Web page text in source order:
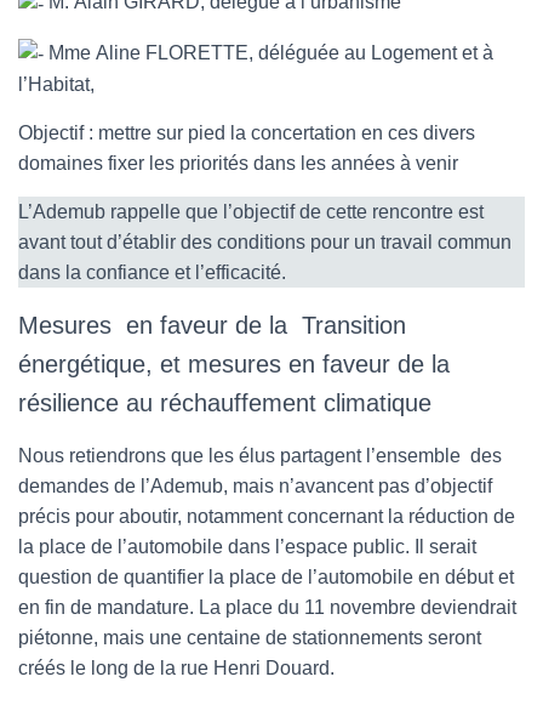
Mme Aline FLORETTE, déléguée au Logement et à
l’Habitat,
Objectif : mettre sur pied la concertation en ces divers
domaines fixer les priorités dans les années à venir
L’Ademub rappelle que l’objectif de cette rencontre est
avant tout d’établir des conditions pour un travail commun
dans la confiance et l’efficacité.
Mesures en faveur de la Transition
énergétique, et mesures en faveur de la
résilience au réchauffement climatique
Nous retiendrons que les élus partagent l’ensemble des
demandes de l’Ademub, mais n’avancent pas d’objectif
précis pour aboutir, notamment concernant la réduction de
la place de l’automobile dans l’espace public. Il serait
question de quantifier la place de l’automobile en début et
en fin de mandature. La place du 11 novembre deviendrait
piétonne, mais une centaine de stationnements seront
créés le long de la rue Henri Douard.